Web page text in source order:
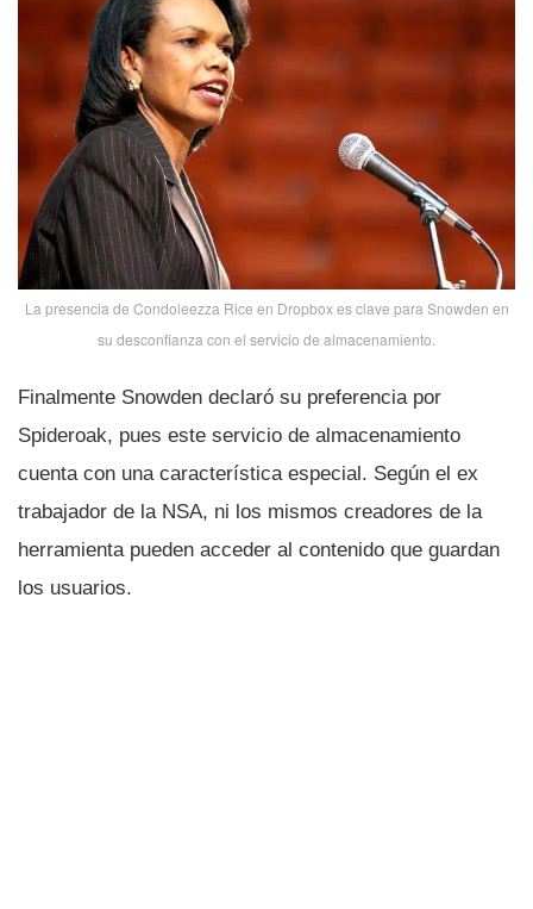
La presencia de Condoleezza Rice en Dropbox es clave para Snowden en
su desconfianza con el servicio de almacenamiento.
Finalmente Snowden declaró su preferencia por
Spideroak, pues este servicio de almacenamiento
cuenta con una caracterí­stica especial. Según el ex
trabajador de la NSA, ni los mismos creadores de la
herramienta pueden acceder al contenido que guardan
los usuarios.